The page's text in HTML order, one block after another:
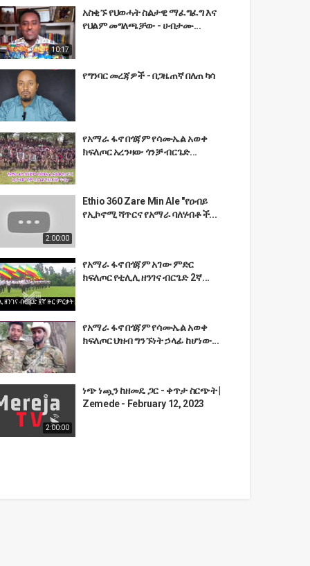
10:17
አስቂኙ የህወሓት ስልታዊ ማፈግፈግ እና
የህልም መግለጫቻው - ሀብታሙ...
የግንባር መረጃዎች - በጋዜጠኛ በለጠ ካሳ
የአማራ ፋኖ በጎጃም የሳሙኤል አወቀ
ክፍለጦር አረንዛው ጎንቻ ብርጌድ...
2:00:00
Ethio 360 Zare Min Ale "የዐብይ
የኢኮኖሚ ሻጥርና የአማራ ባለሃብቶች...
የአማራ ፋኖ በጎጃም አገው ምድር
ክፍለጦር የቲሊሊ ዘንገና ብርጌድ 2ኛ...
የአማራ ፋኖ በጎጃም የሳሙኤል አወቀ
ክፍለጦር ህዝብ ግንኙነት ኃላፊ ከሆነው...
2:00:00
ነጭ ነጯን ከዘመዴ ጋር - ቀጥታ ስርጭት |
Zemede - February 12, 2023